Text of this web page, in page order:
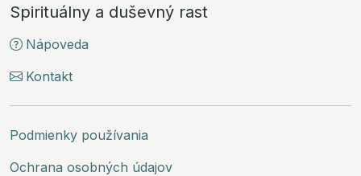
Spirituálny a duševný rast
Nápoveda
Kontakt
Podmienky používania
Ochrana osobných údajov